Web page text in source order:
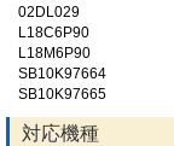
02DL029
L18C6P90
L18M6P90
SB10K97664
SB10K97665
対応機種